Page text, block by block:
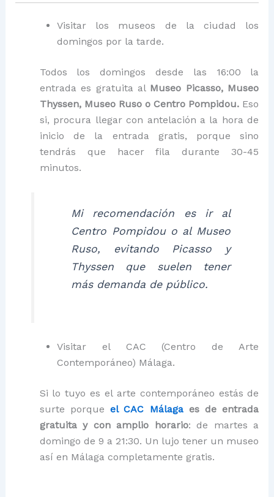
Visitar los museos de la ciudad los
domingos por la tarde.
Todos los domingos desde las 16:00 la
entrada es gratuita al Museo Picasso, Museo
Thyssen, Museo Ruso o Centro Pompidou. Eso
si, procura llegar con antelación a la hora de
inicio de la entrada gratis, porque sino
tendrás que hacer fila durante 30-45
minutos.
Mi recomendación es ir al
Centro Pompidou o al Museo
Ruso, evitando Picasso y
Thyssen que suelen tener
más demanda de público.
Visitar el CAC (Centro de Arte
Contemporáneo) Málaga.
Si lo tuyo es el arte contemporáneo estás de
surte porqueel CAC Málagaes de entrada
gratuita y con amplio horario: de martes a
domingo de 9 a 21:30. Un lujo tener un museo
así en Málaga completamente gratis.